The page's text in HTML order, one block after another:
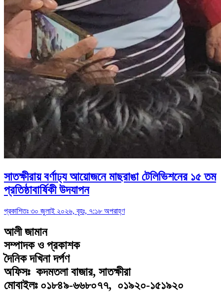
সাতক্ষীরায় বর্ণাঢ্য আয়োজনে মাছরাঙা টেলিভিশনের ১৫ তম
প্রতিষ্ঠাবার্ষিকী উদযাপন
প্রকাশিতঃ ৩০ জুলাই ২০২৬, বৃহঃ, ৭:১৮ অপরাহ্ণ
আলী জামান
সম্পাদক ও প্রকাশক
দৈনিক দখিনা দর্পণ
অফিসঃ কদমতলা বাজার, সাতক্ষীরা
মোবাইলঃ ০১৮৪৯-৬৬৮০৭৭, ০১৯২০-১৫১৯২০